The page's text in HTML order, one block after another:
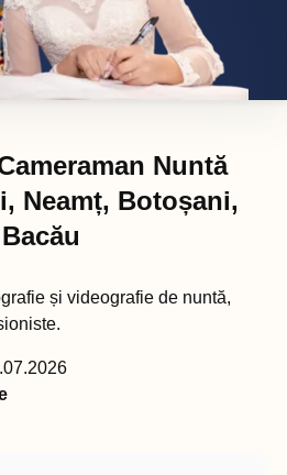
Nuntă
Neamț, Botoșani,
Bacău
și videografie de nuntă,